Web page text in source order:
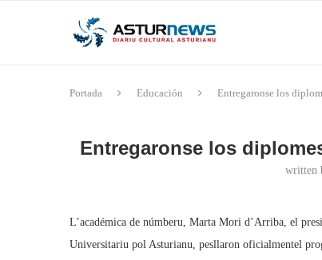
Portada Educación Entregaronse los
Entregaronse los
written
L’académica de númberu, Marta Mori d’Arriba, el
Universitariu pol Asturianu, pesllaron oficialmentel